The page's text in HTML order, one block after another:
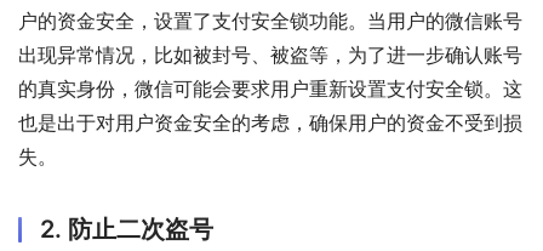
户的资金安全，设置了支付安全锁功能。当用户的微信账号
出现异常情况，比如被封号、被盗等，为了进一步确认账号
的真实身份，微信可能会要求用户重新设置支付安全锁。这
也是出于对用户资金安全的考虑，确保用户的资金不受到损
失。
2. 防止二次盗号